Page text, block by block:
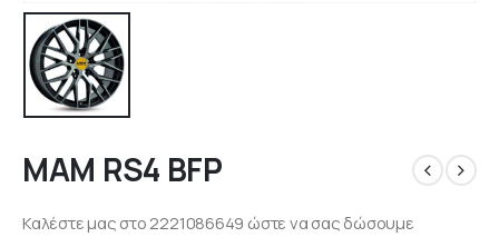
MAM RS4 BFP
Καλέστε μας στο 2221086649 ώστε να σας δώσουμε